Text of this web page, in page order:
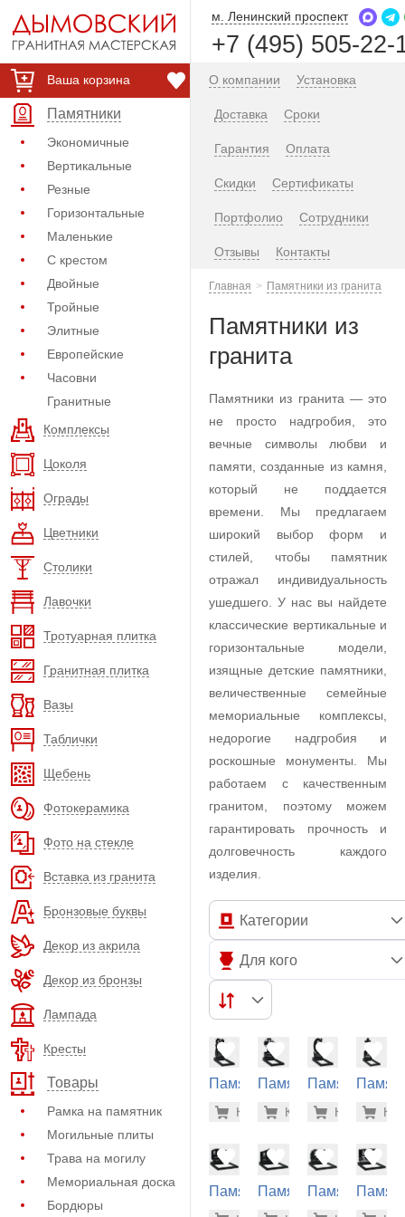
Ваша корзина
Памятники
Экономичные
Вертикальные
Резные
Горизонтальные
Маленькие
С крестом
Двойные
Тройные
Элитные
Европейские
Часовни
Гранитные
Комплексы
Цоколя
Ограды
Цветники
Столики
Лавочки
Тротуарная плитка
Гранитная плитка
Вазы
Таблички
Щебень
Фотокерамика
Фото на стекле
Вставка из гранита
Бронзовые буквы
Декор из акрила
Декор из бронзы
Лампада
Кресты
Товары
Рамка на памятник
Могильные плиты
Трава на могилу
Мемориальная доска
Бордюры
м. Ленинский проспект
+7 (495) 505-22-
О компании Установка
Доставка Сроки
Гарантия Оплата
Скидки Сертификаты
Портфолио Сотрудники
Отзывы Контакты
Главная Памятники из гранита
Памятники из
гранита
Памятники из гранита — это
не просто надгробия, это
вечные символы любви и
памяти, созданные из камня,
который не поддается
времени. Мы предлагаем
широкий выбор форм и
стилей, чтобы памятник
отражал индивидуальность
ушедшего. У нас вы найдете
классические вертикальные и
горизонтальные модели,
изящные детские памятники,
величественные семейные
мемориальные комплексы,
недорогие надгробия и
роскошные монументы. Мы
работаем с качественным
гранитом, поэтому можем
гарантировать прочность и
долговечность каждого
изделия.
Категории
Для кого
Памятник
гранита
-7% 42.700
Купить
Памятник
гранита
-7%
Купить
Памятник
гранита
-
Купить
ПамятникПамятникПамятник